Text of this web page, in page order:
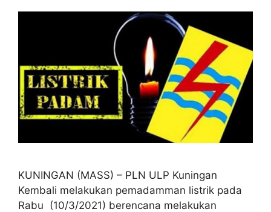
KUNINGAN (MASS) – PLN ULP Kuningan
Kembali melakukan pemadamman listrik pada
Rabu (10/3/2021) berencana melakukan